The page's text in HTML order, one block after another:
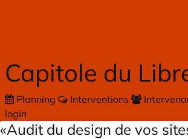
Capitole du
Planning Interventions
login
«Audit du design de vos